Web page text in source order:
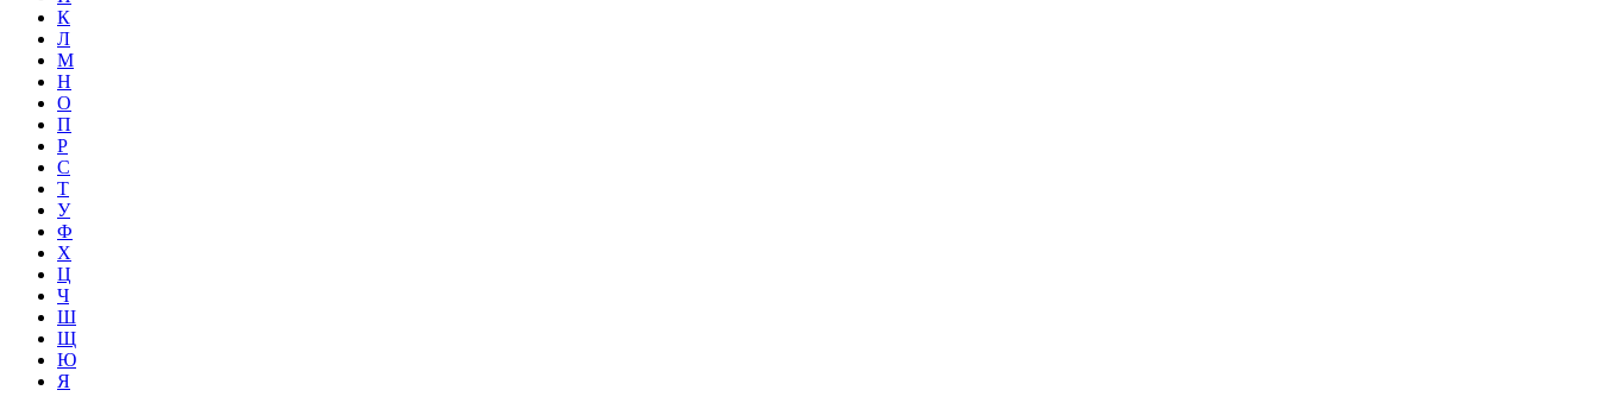
К
Л
М
Н
О
П
Р
С
Т
У
Ф
Х
Ц
Ч
Ш
Щ
Ю
Я